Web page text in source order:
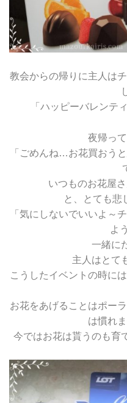
教会からの帰りに主人は
「ハッピーバレンテ
夜帰っ
「ごめんね…お花買おう
いつものお花屋
と、とても悲
「気にしないでいいよ～
よ
一緒に
主人はとて
こうしたイベントの時に
お花をあげることはポー
は慣れ
今ではお花は貰うのも育